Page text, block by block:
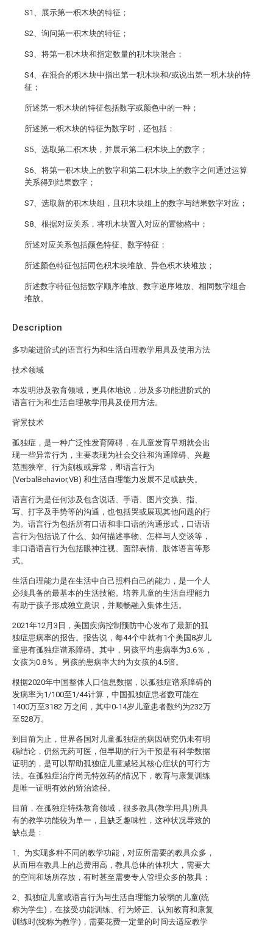
Description
多功能进阶式的语言行为和生活自理教学用具及使用方法
技术领域
本发明涉及教育领域，更具体地说，涉及多功能进阶式的
语言行为和生活自理教学用具及使用方法。
背景技术
孤独症，是一种广泛性发育障碍，在儿童发育早期就会出
现一些异常行为，主要表现为社会交往和沟通障碍、兴趣
范围狭窄、行为刻板或异常，即语言行为
(VerbalBehavior,VB) 和生活自理能力发展不足或缺失。
语言行为是任何涉及包含说话、手语、图片交换、指、
写、打字及手势等的沟通，也包括哭或展现其他问题的行
为。语言行为包括所有口语和非口语的沟通形式，口语语
言行为包括说了什么、如何描述事物、怎样与人交谈等，
非口语语言行为包括眼神注视、面部表情、肢体语言等形
式。
生活自理能力是在生活中自己照料自己的能力，是一个人
必须具备的最基本的生活技能。培养儿童的生活自理能力
有助于孩子形成独立意识，并顺畅融入集体生活。
2021年12月3日，美国疾病控制预防中心发布了最新的孤
独症患病率的报告。报告说，每44个中就有1个美国8岁儿
童患有孤独症谱系障碍。其中，男孩平均患病率为3.6％，
女孩为0.8％。男孩的患病率大约为女孩的4.5倍。
根据2020年中国整体人口信息数据，以孤独症谱系障碍的
发病率为1/100至1/44计算，中国孤独症患者数可能在
1400万至3182 万之间，其中0-14岁儿童患者数约为232万
至528万。
到目前为止，世界各国对儿童孤独症的病因研究仍未有明
确结论，仍然无药可医，但早期的行为干预是有科学数据
证明的，是可以帮助孤独症儿童减轻其核心症状的可行方
法。在孤独症治疗尚无特效药的情况下，教育与康复训练
是唯一证明有效的矫治途径。
目前，在孤独症特殊教育领域，很多教具(教学用具)所具
有的教学功能较为单一，且缺乏趣味性，这种状况导致的
缺点是：
1、为实现多种不同的教学功能，对应所需要的教具众多，
从而用在教具上的总费用高，教具总体的体积大，需要大
的空间和场所存放，有时甚至需要专人管理众多的教具；
2、孤独症儿童或语言行为与生活自理能力较弱的儿童(统
称为学生)，在接受功能训练、行为矫正、认知教育和康复
训练时(统称为教学)，需要花费一定量的时间去适应教学
S1、展示第一积木块的特征；
S2、询问第一积木块的特征；
S3、将第一积木块和指定数量的积木块混合；
S4、在混合的积木块中指出第一积木块和/或说出第一积木块的特
征；
所述第一积木块的特征包括数字或颜色中的一种；
所述第一积木块的特征为数字时，还包括：
S5、选取第二积木块，并展示第二积木块上的数字；
S6、将第一积木块上的数字和第二积木块上的数字之间通过运算
关系得到结果数字；
S7、选取新的积木块组，且积木块组上的数字与结果数字对应；
S8、根据对应关系，将积木块置入对应的置物格中；
所述对应关系包括颜色特征、数字特征；
所述颜色特征包括同色积木块堆放、异色积木块堆放；
所述数字特征包括数字顺序堆放、数字逆序堆放、相同数字组合
堆放。